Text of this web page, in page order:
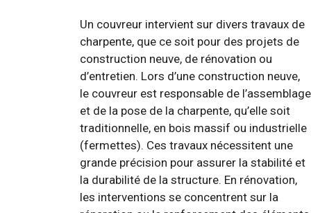
Un couvreur intervient sur divers travaux de
charpente, que ce soit pour des projets de
construction neuve, de rénovation ou
d’entretien. Lors d’une construction neuve,
le couvreur est responsable de l’assemblage
et de la pose de la charpente, qu’elle soit
traditionnelle, en bois massif ou industrielle
(fermettes). Ces travaux nécessitent une
grande précision pour assurer la stabilité et
la durabilité de la structure. En rénovation,
les interventions se concentrent sur la